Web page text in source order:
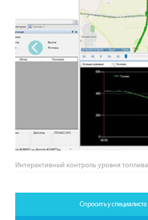
‹
Интерактивный контроль уровня топлива
Спросить у специалиста